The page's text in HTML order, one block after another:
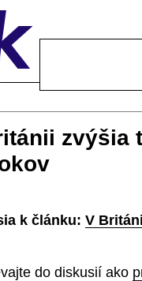
zvýšia
k článku: V
do diskusií ako